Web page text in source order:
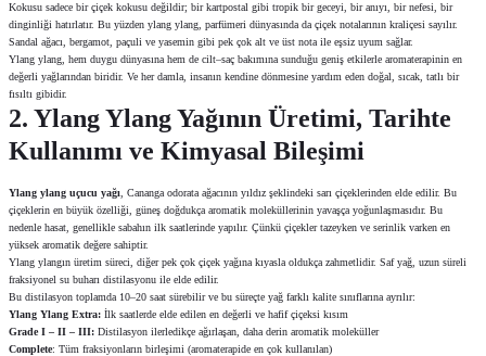
Kokusu sadece bir çiçek kokusu değildir; bir kartpostal gibi tropik bir geceyi, bir anıyı, bir nefesi, bir
dinginliği hatırlatır. Bu yüzden ylang ylang, parfümeri dünyasında da çiçek notalarının kraliçesi sayılır.
Sandal ağacı, bergamot, paçuli ve yasemin gibi pek çok alt ve üst nota ile eşsiz uyum sağlar.
Ylang ylang, hem duygu dünyasına hem de cilt–saç bakımına sunduğu geniş etkilerle aromaterapinin en
değerli yağlarından biridir. Ve her damla, insanın kendine dönmesine yardım eden doğal, sıcak, tatlı bir
fısıltı gibidir.
2. Ylang Ylang Yağının Üretimi, Tarihte
Kullanımı ve Kimyasal Bileşimi
Ylang ylang uçucu yağı , Cananga odorata ağacının yıldız şeklindeki sarı çiçeklerinden elde edilir. Bu
çiçeklerin en büyük özelliği, güneş doğdukça aromatik moleküllerinin yavaşça yoğunlaşmasıdır. Bu
nedenle hasat, genellikle sabahın ilk saatlerinde yapılır. Çünkü çiçekler tazeyken ve serinlik varken en
yüksek aromatik değere sahiptir.
Ylang ylangın üretim süreci, diğer pek çok çiçek yağına kıyasla oldukça zahmetlidir. Saf yağ, uzun süreli
fraksiyonel su buharı distilasyonu ile elde edilir.
Bu distilasyon toplamda 10–20 saat sürebilir ve bu süreçte yağ farklı kalite sınıflarına ayrılır:
Ylang Ylang Extra: İlk saatlerde elde edilen en değerli ve hafif çiçeksi kısım
Grade I – II – III: Distilasyon ilerledikçe ağırlaşan, daha derin aromatik moleküller
Complete: Tüm fraksiyonların birleşimi (aromaterapide en çok kullanılan)